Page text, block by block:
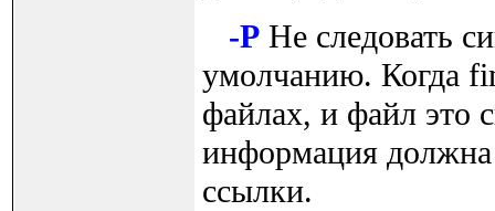
-P Не следовать
умолчанию. Когда
файлах, и файл это
информация должна
ссылки.